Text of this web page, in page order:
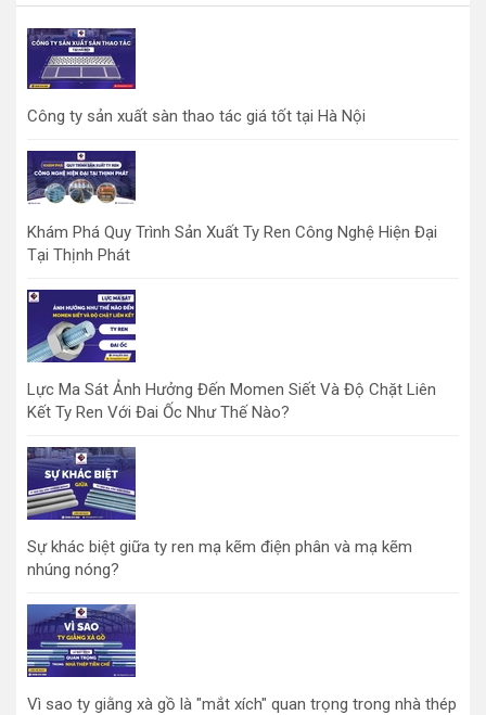
Công ty sản xuất sàn thao tác giá tốt tại Hà Nội
Khám Phá Quy Trình Sản Xuất Ty Ren Công Nghệ Hiện Đại
Tại Thịnh Phát
Lực Ma Sát Ảnh Hưởng Đến Momen Siết Và Độ Chặt Liên
Kết Ty Ren Với Đai Ốc Như Thế Nào?
Sự khác biệt giữa ty ren mạ kẽm điện phân và mạ kẽm
nhúng nóng?
Vì sao ty giằng xà gồ là "mắt xích" quan trọng trong nhà thép